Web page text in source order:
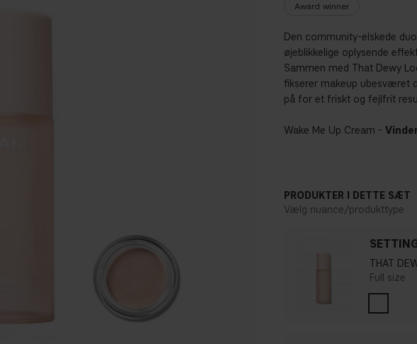
Award winner
Den community-elskede
øjeblikkelige oplysende
Sammen med That Dewy
fikserer makeup ubesværet
på for et friskt og fejlfrit
Wake Me Up Cream -
PRODUKTER I DETTE SÆT
Vælg nuance/produkttype
THAT
Full size